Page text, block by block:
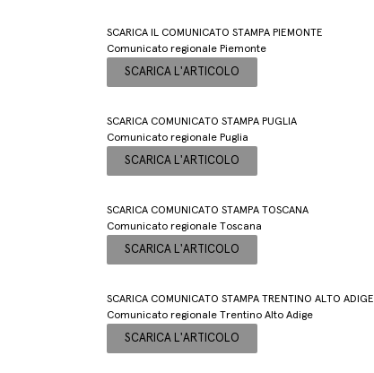
SCARICA IL COMUNICATO STAMPA PIEMONTE
Comunicato regionale Piemonte
SCARICA L'ARTICOLO
SCARICA COMUNICATO STAMPA PUGLIA
Comunicato regionale Puglia
SCARICA L'ARTICOLO
SCARICA COMUNICATO STAMPA TOSCANA
Comunicato regionale Toscana
SCARICA L'ARTICOLO
SCARICA COMUNICATO STAMPA TRENTINO ALTO ADIGE
Comunicato regionale Trentino Alto Adige
SCARICA L'ARTICOLO